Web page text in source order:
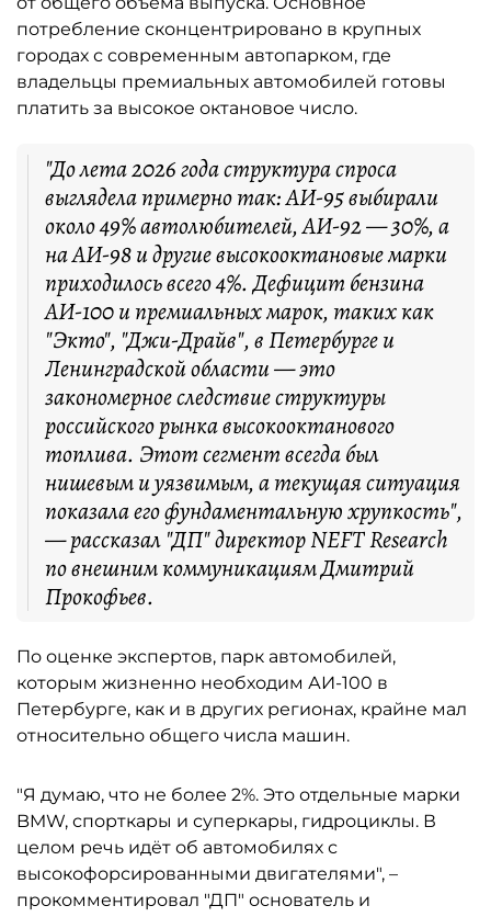
потребление сконцентрировано в крупных
городах с современным автопарком, где
владельцы премиальных автомобилей готовы
платить за высокое октановое число.
"До лета 2026 года структура спроса
выглядела примерно так: АИ-95 выбирали
около 49% автолюбителей, АИ-92 — 30%, а
на АИ-98 и другие высокооктановые марки
приходилось всего 4%. Дефицит бензина
АИ-100 и премиальных марок, таких как
"Экто", "Джи-Драйв", в Петербурге и
Ленинградской области — это
закономерное следствие структуры
российского рынка высокооктанового
топлива. Этот сегмент всегда был
нишевым и уязвимым, а текущая ситуация
показала его фундаментальную хрупкость",
— рассказал "ДП" директор NEFT Research
по внешним коммуникациям Дмитрий
Прокофьев.
По оценке экспертов, парк автомобилей,
которым жизненно необходим АИ-100 в
Петербурге, как и в других регионах, крайне мал
относительно общего числа машин.
"Я думаю, что не более 2%. Это отдельные марки
BMW, спорткары и суперкары, гидроциклы. В
целом речь идёт об автомобилях с
высокофорсированными двигателями", –
прокомментировал "ДП" основатель и